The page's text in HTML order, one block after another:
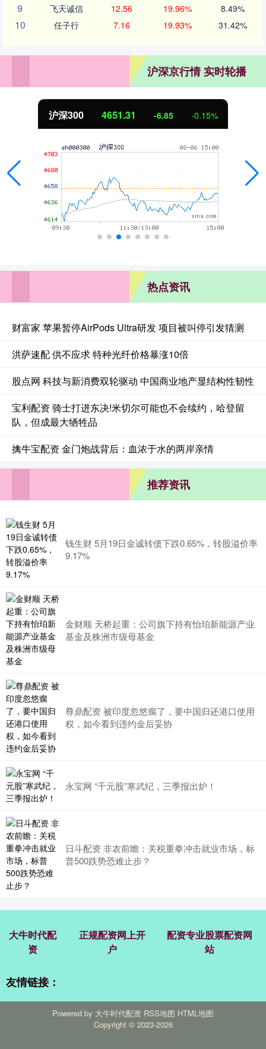
9 飞天诚信 12.56 19.96% 8.49%
10 任子行 7.16 19.93% 31.42%
沪深京行情 实时轮播
北证50 1122.88 3.42 0.30%
热点资讯
财富家 苹果暂停AirPods Ultra研发 项目被叫停引发猜测
洪萨速配 供不应求 特种光纤价格暴涨10倍
股点网 科技与新消费双轮驱动 中国商业地产显结构性韧性
宝利配资 骑士打进东决!米切尔可能也不会续约，哈登留
队，但成最大牺牲品
擒牛宝配资 金门炮战背后：血浓于水的两岸亲情
推荐资讯
钱生财 5月19日金诚转债下跌0.65%，转股溢价率
9.17%
金财顺 天桥起重：公司旗下持有怡珀新能源产业
基金及株洲市级母基金
尊鼎配资 被印度忽悠瘸了，要中国归还港口使用
权，如今看到违约金后妥协
永宝网 “千元股”寒武纪，三季报出炉！
日斗配资 非农前瞻：关税重拳冲击就业市场，标
普500跌势恐难止步？
大牛时代配
资
正规配资网上开
户
配资专业股票配资网
站
友情链接：
Powered by 大牛时代配资 RSS地图 HTML地图
Copyright © 2023-2026